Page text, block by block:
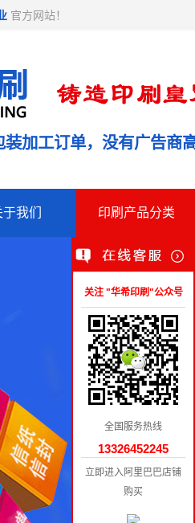
官方网站！
加工订单，没有广告商
于我们 印刷产品分类
关注 "华希印刷"公众号
全国服务热线
13326452245
立即进入阿里巴巴店铺
购买